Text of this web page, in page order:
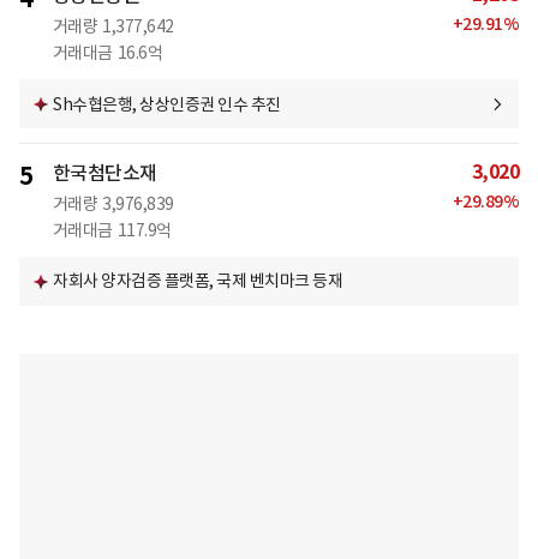
거래량 1,377,642
거래대금 16.6억
+29.91%
Sh수협은행, 상상인증권 인수 추진
5 한국첨단소재
거래량 3,976,839
거래대금 117.9억
3,020
+29.89%
자회사 양자검증 플랫폼, 국제 벤치마크 등재